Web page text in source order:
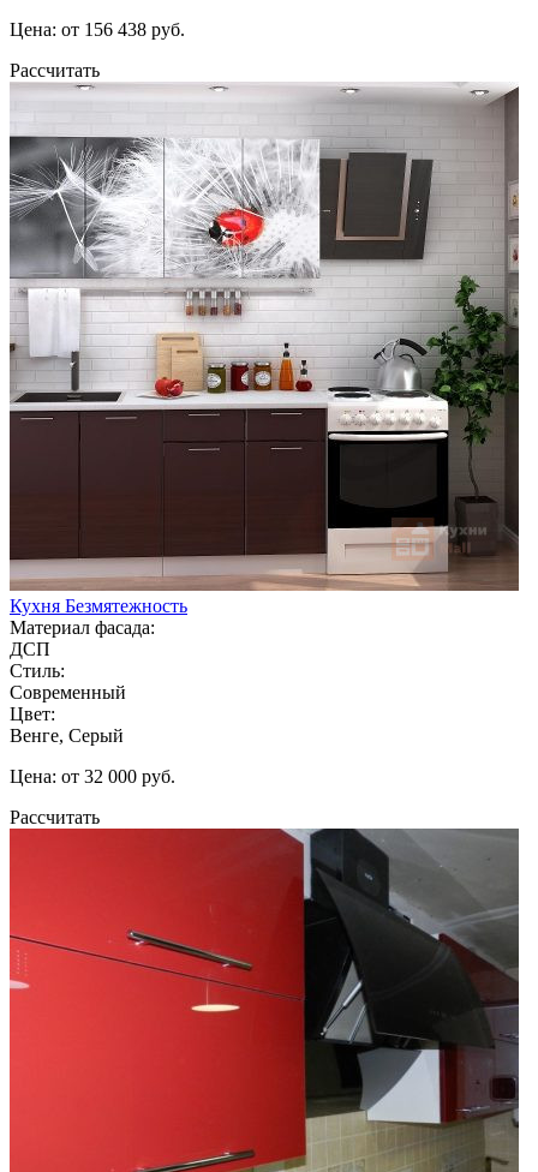
Цена: от 156 438 руб.
Рассчитать
Кухня Безмятежность
Материал фасада:
ДСП
Стиль:
Современный
Цвет:
Венге, Серый
Цена: от 32 000 руб.
Рассчитать